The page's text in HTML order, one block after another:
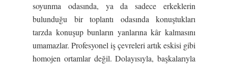
soyunma odasında, ya da sadece erkeklerin
bulunduğu bir toplantı odasında konuştukları
tarzda konuşup bunların yanlarına kâr kalmasını
umamazlar. Profesyonel iş çevreleri artık eskisi gibi
homojen ortamlar değil. Dolayısıyla, başkalarıyla